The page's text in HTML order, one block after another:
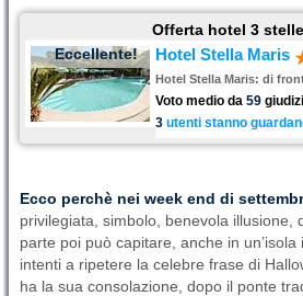
Eccellente!
Offerta hotel 3
Hotel Stella Maris
Hotel Stella Maris: di
Voto medio da 59
3 utenti stanno
Ecco perchè nei week end di
privilegiata, simbolo, benevola
parte poi può capitare, anche in
intenti a ripetere la celebre frase di
ha la sua consolazione, dopo il ponte